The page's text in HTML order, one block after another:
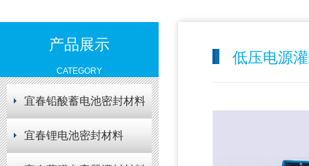
产品展示
CATEGORY
宜春铅酸蓄电池密封材料
宜春锂电池密封材料
低压电源